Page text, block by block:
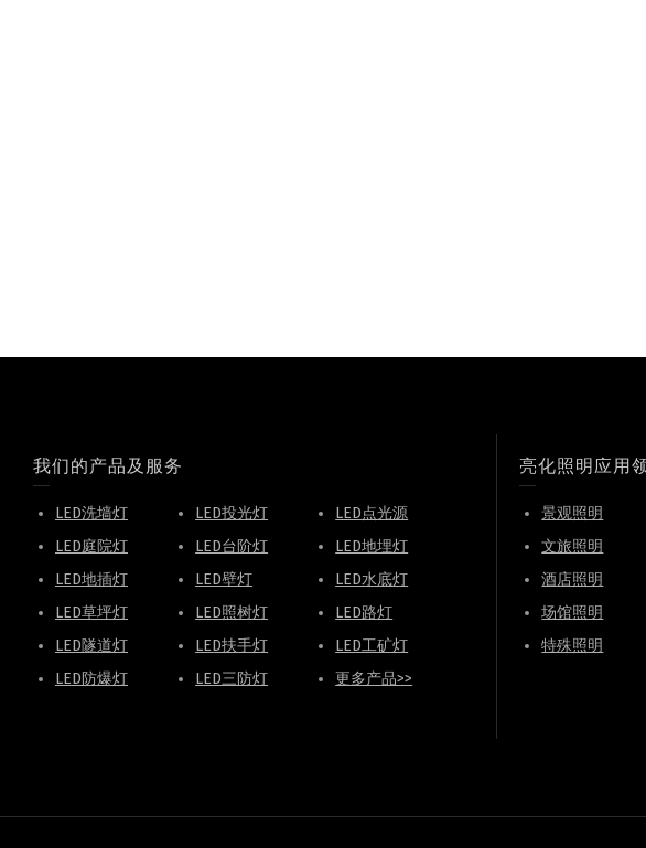
我们的产品及服务
LED洗墙灯 LED投光灯
LED点光源
LED庭院灯
LED台阶灯
LED地埋灯
LED地插灯
LED壁灯
LED水底灯
LED草坪灯
LED照树灯
LED路灯
LED隧道灯
LED扶手灯
LED工矿灯
LED防爆灯
LED三防灯 更多产品>>
亮化照明应用
景观照明
文旅照明
酒店照明
场馆照明
特殊照明